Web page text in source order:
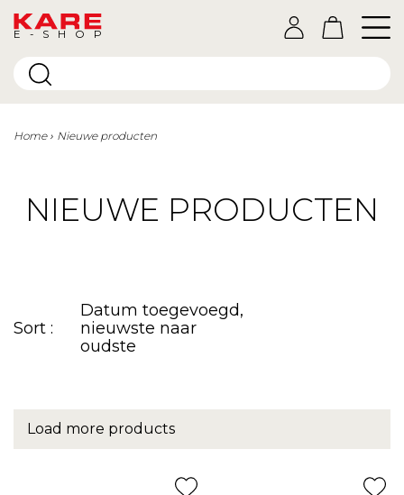
E-SHOP
Home Nieuwe producten
NIEUWE PRODUCTEN
Sort :
Datum toegevoegd,
nieuwste naar
oudste
Load more products